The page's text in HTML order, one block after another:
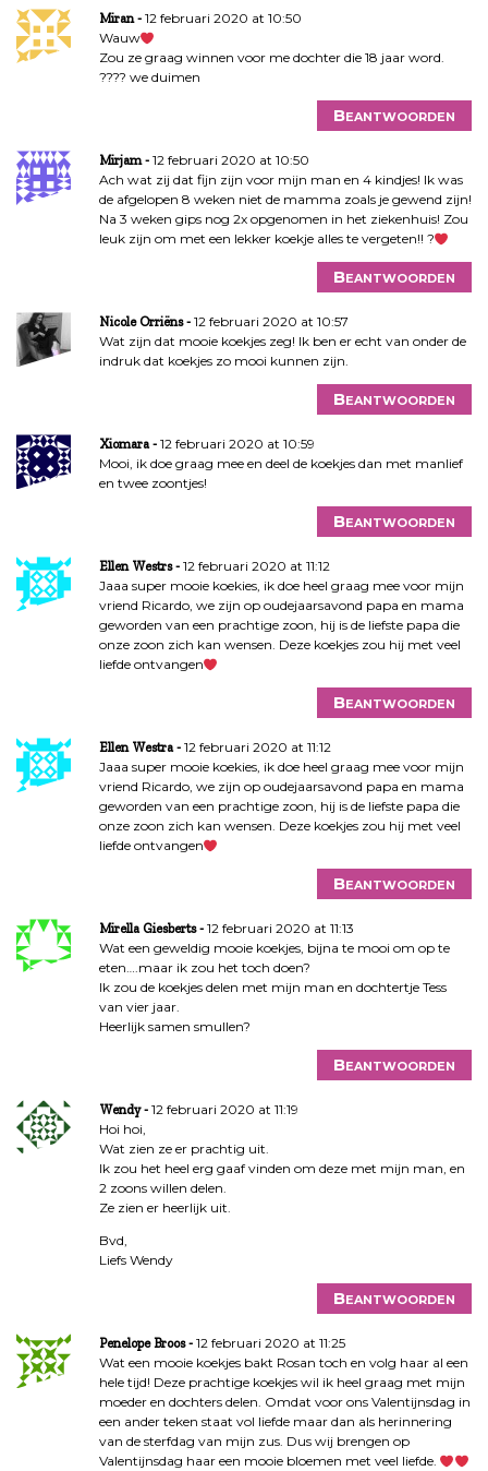
Miran
12 februari 2020 at 10:50
Wauw
Zou ze graag winnen voor me dochter die 18 jaar word.
???? we duimen
Beantwoorden
Mirjam
12 februari 2020 at 10:50
Ach wat zij dat fijn zijn voor mijn man en 4 kindjes! Ik was
de afgelopen 8 weken niet de mamma zoals je gewend zijn!
Na 3 weken gips nog 2x opgenomen in het ziekenhuis! Zou
leuk zijn om met een lekker koekje alles te vergeten!! ?
Beantwoorden
Nicole Orriëns
12 februari 2020 at 10:57
Wat zijn dat mooie koekjes zeg! Ik ben er echt van onder de
indruk dat koekjes zo mooi kunnen zijn.
Beantwoorden
Xiomara
12 februari 2020 at 10:59
Mooi, ik doe graag mee en deel de koekjes dan met manlief
en twee zoontjes!
Beantwoorden
Ellen Westrs
12 februari 2020 at 11:12
Jaaa super mooie koekies, ik doe heel graag mee voor mijn
vriend Ricardo, we zijn op oudejaarsavond papa en mama
geworden van een prachtige zoon, hij is de liefste papa die
onze zoon zich kan wensen. Deze koekjes zou hij met veel
liefde ontvangen
Beantwoorden
Ellen Westra
12 februari 2020 at 11:12
Jaaa super mooie koekies, ik doe heel graag mee voor mijn
vriend Ricardo, we zijn op oudejaarsavond papa en mama
geworden van een prachtige zoon, hij is de liefste papa die
onze zoon zich kan wensen. Deze koekjes zou hij met veel
liefde ontvangen
Beantwoorden
Mirella Giesberts
12 februari 2020 at 11:13
Wat een geweldig mooie koekjes, bijna te mooi om op te
eten….maar ik zou het toch doen?
Ik zou de koekjes delen met mijn man en dochtertje Tess
van vier jaar.
Heerlijk samen smullen?
Beantwoorden
Wendy
12 februari 2020 at 11:19
Hoi hoi,
Wat zien ze er prachtig uit.
Ik zou het heel erg gaaf vinden om deze met mijn man, en
2 zoons willen delen.
Ze zien er heerlijk uit.
Bvd,
Liefs Wendy
Beantwoorden
Penelope Broos
12 februari 2020 at 11:25
Wat een mooie koekjes bakt Rosan toch en volg haar al een
hele tijd! Deze prachtige koekjes wil ik heel graag met mijn
moeder en dochters delen. Omdat voor ons Valentijnsdag in
een ander teken staat vol liefde maar dan als herinnering
van de sterfdag van mijn zus. Dus wij brengen op
Valentijnsdag haar een mooie bloemen met veel liefde.